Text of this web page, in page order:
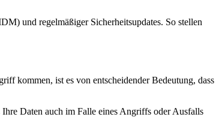
und regelmäßiger Sicherheitsupdates. So stellen
kommen, ist es von entscheidender Bedeutung, dass
Daten auch im Falle eines Angriffs oder Ausfalls